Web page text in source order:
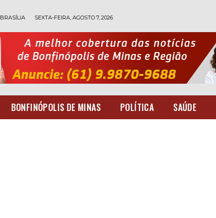
BRASÍLIA SEXTA-FEIRA, AGOSTO 7, 2026
BONFINÓPOLIS DE MINAS POLÍTICA SAÚDE